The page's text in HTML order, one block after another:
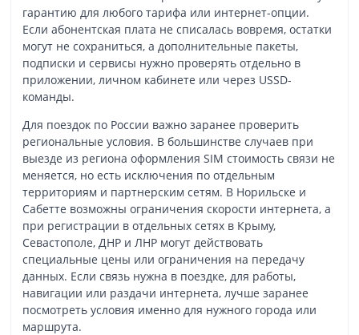
гарантию для любого тарифа или интернет-опции.
Если абонентская плата не списалась вовремя, остатки
могут не сохраниться, а дополнительные пакеты,
подписки и сервисы нужно проверять отдельно в
приложении, личном кабинете или через USSD-
команды.
Для поездок по России важно заранее проверить
региональные условия. В большинстве случаев при
выезде из региона оформления SIM стоимость связи не
меняется, но есть исключения по отдельным
территориям и партнерским сетям. В Норильске и
Сабетте возможны ограничения скорости интернета, а
при регистрации в отдельных сетях в Крыму,
Севастополе, ДНР и ЛНР могут действовать
специальные цены или ограничения на передачу
данных. Если связь нужна в поездке, для работы,
навигации или раздачи интернета, лучше заранее
посмотреть условия именно для нужного города или
маршрута.